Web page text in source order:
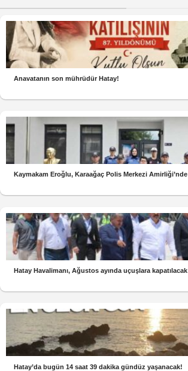
Anavatanın son mührüdür Hatay!
Kaymakam Eroğlu, Karaağaç Polis Merkezi Amirliği’nde
Hatay Havalimanı, Ağustos ayında uçuşlara kapatılacak
Hatay’da bugün 14 saat 39 dakika gündüz yaşanacak!